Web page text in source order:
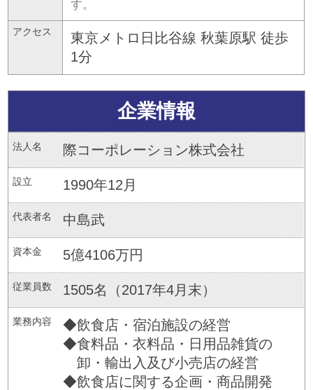
す。
アクセス
東京メトロ日比谷線 秋葉原駅 徒歩
1分
企業情報
法人名 際コーポレーション株式会社
設立 1990年12月
代表者名 中島武
資本金 5億4106万円
従業員数 1505名（2017年4月末）
業務内容
◆飲食店・宿泊施設の経営
◆食料品・衣料品・日用品雑貨の
卸・輸出入及び小売店の経営
◆飲食店に関する企画・商品開発